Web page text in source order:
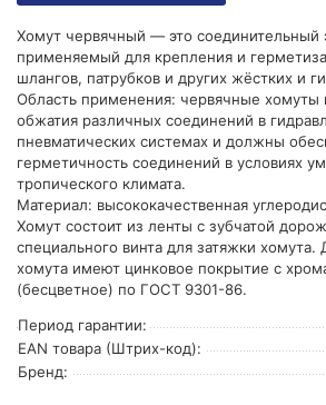
Хомут червячный — это соединительный
применяемый для крепления и
шлангов, патрубков и других жёстких и
Область применения: червячные хомуты
обжатия различных соединений в
пневматических системах и должны
герметичность соединений в условиях
тропического климата.
Материал: высококачественная
Хомут состоит из ленты с зубчатой
специального винта для затяжки хомута.
хомута имеют цинковое покрытие с
(бесцветное) по ГОСТ 9301-86.
Период гарантии:
EAN товара (Штрих-код):
Бренд: